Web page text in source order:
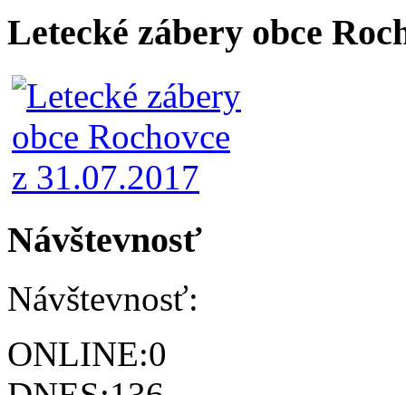
Letecké zábery obce
Návštevnosť
Návštevnosť:
ONLINE:0